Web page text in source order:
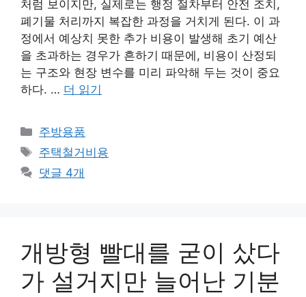
처럼 보이지만, 실제로는 행정 절차부터 안전 조치,
폐기물 처리까지 복잡한 과정을 거치게 된다. 이 과
정에서 예상치 못한 추가 비용이 발생해 초기 예산
을 초과하는 경우가 흔하기 때문에, 비용이 산정되
는 구조와 현장 변수를 미리 파악해 두는 것이 중요
하다. … 더 읽기
카
테
고
리
주방용품
태
그
주택철거비용
댓글 4개
개방형 빨대를 굳이 샀다
가 설거지만 늘어난 기분